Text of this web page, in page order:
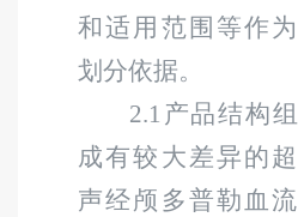
和适用范围等作为
划分依据。
2.1 产品结构组
成有较大差异的超
声经颅多普勒血流